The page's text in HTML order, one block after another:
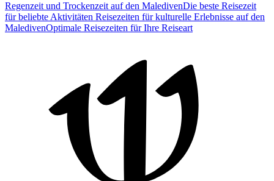
Regenzeit und Trockenzeit auf den MaledivenDie beste Reisezeit
für beliebte Aktivitäten Reisezeiten für kulturelle Erlebnisse auf den
MaledivenOptimale Reisezeiten für Ihre Reiseart